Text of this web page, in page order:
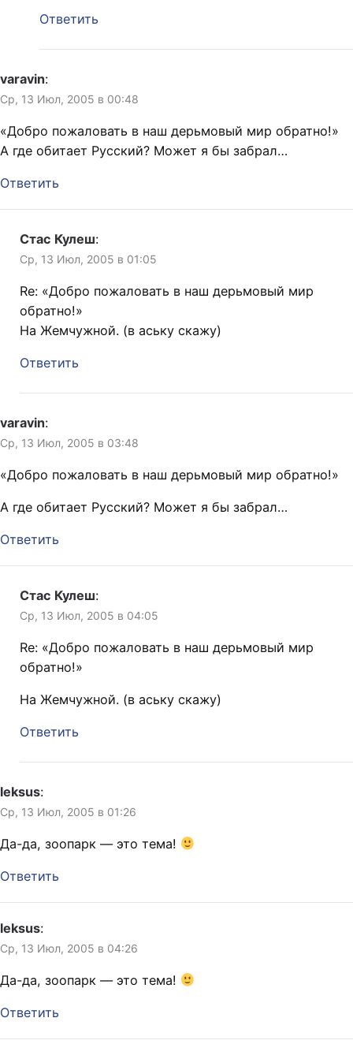
Ответить
varavin:
Ср, 13 Июл, 2005 в 00:48
«Добро пожаловать в наш дерьмовый мир обратно!»
А где обитает Русский? Может я бы забрал…
Ответить
Стас Кулеш:
Ср, 13 Июл, 2005 в 01:05
Re: «Добро пожаловать в наш дерьмовый мир
обратно!»
На Жемчужной. (в аську скажу)
Ответить
varavin:
Ср, 13 Июл, 2005 в 03:48
«Добро пожаловать в наш дерьмовый мир обратно!»
А где обитает Русский? Может я бы забрал…
Ответить
Стас Кулеш:
Ср, 13 Июл, 2005 в 04:05
Re: «Добро пожаловать в наш дерьмовый мир
обратно!»
На Жемчужной. (в аську скажу)
Ответить
leksus:
Ср, 13 Июл, 2005 в 01:26
Да-да, зоопарк — это тема!
Ответить
leksus:
Ср, 13 Июл, 2005 в 04:26
Да-да, зоопарк — это тема!
Ответить